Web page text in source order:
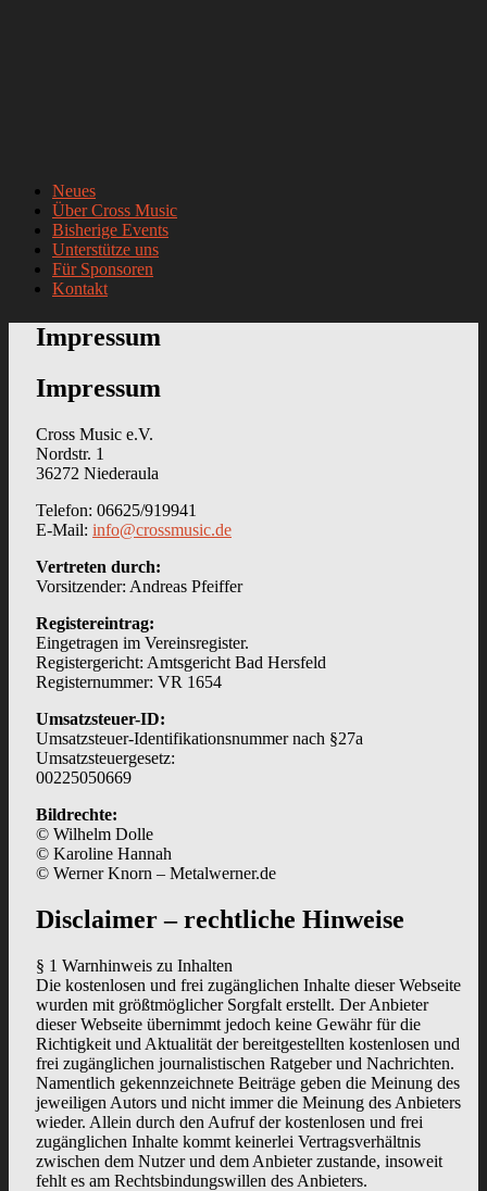
Neues
Über Cross Music
Bisherige Events
Unterstütze uns
Für Sponsoren
Kontakt
Impressum
Impressum
Cross Music e.V.
Nordstr. 1
36272 Niederaula
Telefon: 06625/919941
E-Mail: info@crossmusic.de
Vertreten durch:
Vorsitzender: Andreas Pfeiffer
Registereintrag:
Eingetragen im Vereinsregister.
Registergericht: Amtsgericht Bad Hersfeld
Registernummer: VR 1654
Umsatzsteuer-ID:
Umsatzsteuer-Identifikationsnummer nach §27a
Umsatzsteuergesetz:
00225050669
Bildrechte:
© Wilhelm Dolle
© Karoline Hannah
© Werner Knorn – Metalwerner.de
Disclaimer – rechtliche Hinweise
§ 1 Warnhinweis zu Inhalten
Die kostenlosen und frei zugänglichen Inhalte dieser Webseite
wurden mit größtmöglicher Sorgfalt erstellt. Der Anbieter
dieser Webseite übernimmt jedoch keine Gewähr für die
Richtigkeit und Aktualität der bereitgestellten kostenlosen und
frei zugänglichen journalistischen Ratgeber und Nachrichten.
Namentlich gekennzeichnete Beiträge geben die Meinung des
jeweiligen Autors und nicht immer die Meinung des Anbieters
wieder. Allein durch den Aufruf der kostenlosen und frei
zugänglichen Inhalte kommt keinerlei Vertragsverhältnis
zwischen dem Nutzer und dem Anbieter zustande, insoweit
fehlt es am Rechtsbindungswillen des Anbieters.